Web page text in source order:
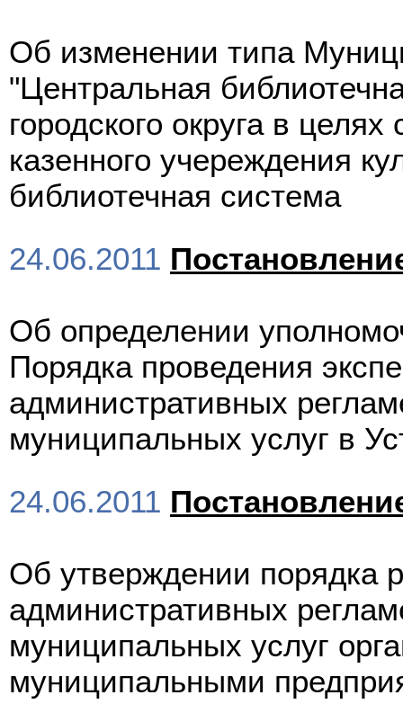
Об изменении типа
"Центральная
городского округа в
казенного учереждения
библиотечная система
24.06.2011
Об определении
Порядка проведения
административных
муниципальных услуг в
24.06.2011
Об утверждении порядка
административных
муниципальных услуг
муниципальными